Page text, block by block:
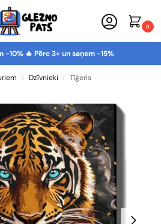
0
-10% 🔥 Pērc 3+ un saņem -15%
/ Dzīvnieki / Tīģeris